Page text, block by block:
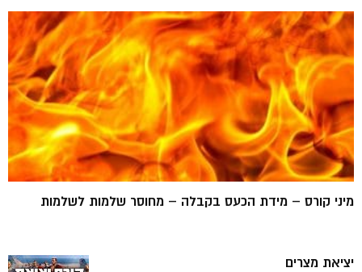
מיני קורס – מידת הכעס בקבלה – מחוסר שלמות לשלמות
יציאת מצרים